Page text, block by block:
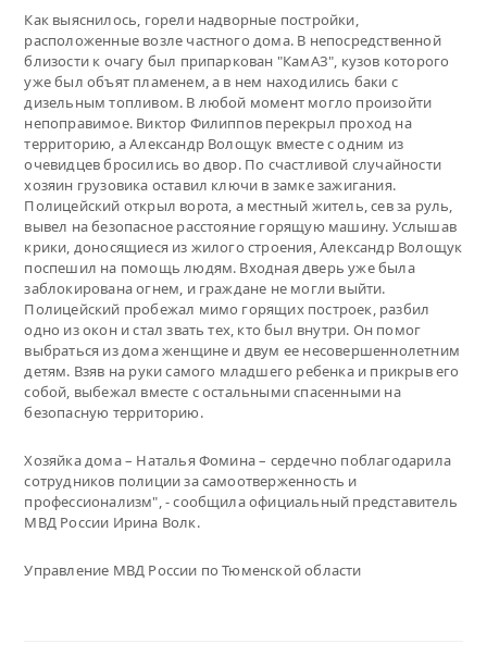
Как выяснилось, горели надворные постройки,
расположенные возле частного дома. В непосредственной
близости к очагу был припаркован "КамАЗ", кузов которого
уже был объят пламенем, а в нем находились баки с
дизельным топливом. В любой момент могло произойти
непоправимое. Виктор Филиппов перекрыл проход на
территорию, а Александр Волощук вместе с одним из
очевидцев бросились во двор. По счастливой случайности
хозяин грузовика оставил ключи в замке зажигания.
Полицейский открыл ворота, а местный житель, сев за руль,
вывел на безопасное расстояние горящую машину. Услышав
крики, доносящиеся из жилого строения, Александр Волощук
поспешил на помощь людям. Входная дверь уже была
заблокирована огнем, и граждане не могли выйти.
Полицейский пробежал мимо горящих построек, разбил
одно из окон и стал звать тех, кто был внутри. Он помог
выбраться из дома женщине и двум ее несовершеннолетним
детям. Взяв на руки самого младшего ребенка и прикрыв его
собой, выбежал вместе с остальными спасенными на
безопасную территорию.
Хозяйка дома – Наталья Фомина – сердечно поблагодарила
сотрудников полиции за самоотверженность и
профессионализм", - сообщила официальный представитель
МВД России Ирина Волк.
Управление МВД России по Тюменской области